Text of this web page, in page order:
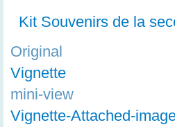
Kit Souvenirs de la
Original
Vignette
mini-view
Vignette-Attached-